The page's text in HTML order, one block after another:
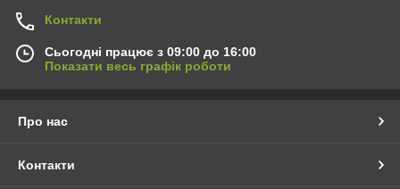
Контакти
Сьогодні працює з 09:00 до 16:00
Показати весь графік роботи
Про нас
Контакти